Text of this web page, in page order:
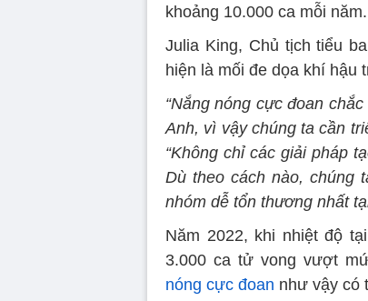
khoảng 10.000 ca mỗi năm.
Julia King, Chủ tịch tiểu
hiện là mối đe dọa khí hậu
“Nắng nóng cực đoan
Anh, vì vậy chúng ta cần
“Không chỉ các giải pháp
Dù theo cách nào, chúng
nhóm dễ tổn thương nhất
Năm 2022, khi nhiệt độ
3.000 ca tử vong vượt
nóng cực đoan như vậy có